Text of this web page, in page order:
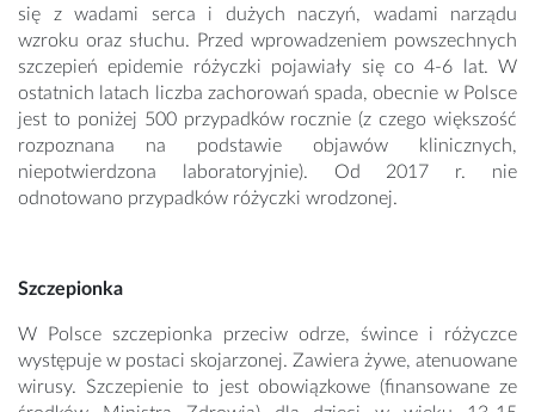
się z wadami serca i dużych naczyń, wadami narządu
wzroku oraz słuchu. Przed wprowadzeniem powszechnych
szczepień epidemie różyczki pojawiały się co 4-6 lat. W
ostatnich latach liczba zachorowań spada, obecnie w Polsce
jest to poniżej 500 przypadków rocznie (z czego większość
rozpoznana na podstawie objawów klinicznych,
niepotwierdzona laboratoryjnie). Od 2017 r. nie
odnotowano przypadków różyczki wrodzonej.
Szczepionka
W Polsce szczepionka przeciw odrze, śwince i różyczce
występuje w postaci skojarzonej. Zawiera żywe, atenuowane
wirusy. Szczepienie to jest obowiązkowe (finansowane ze